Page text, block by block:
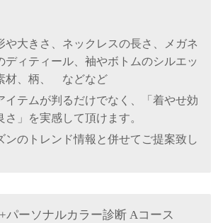
や大きさ、ネックレスの長さ、メガネ
ディティール、袖やボトムのシルエッ
材、柄、 などなど
イテムが判るだけでなく、「着やせ効
」を実感して頂けます。
ンのトレンド情報と併せてご提案致し
パーソナルカラー診断 Aコース